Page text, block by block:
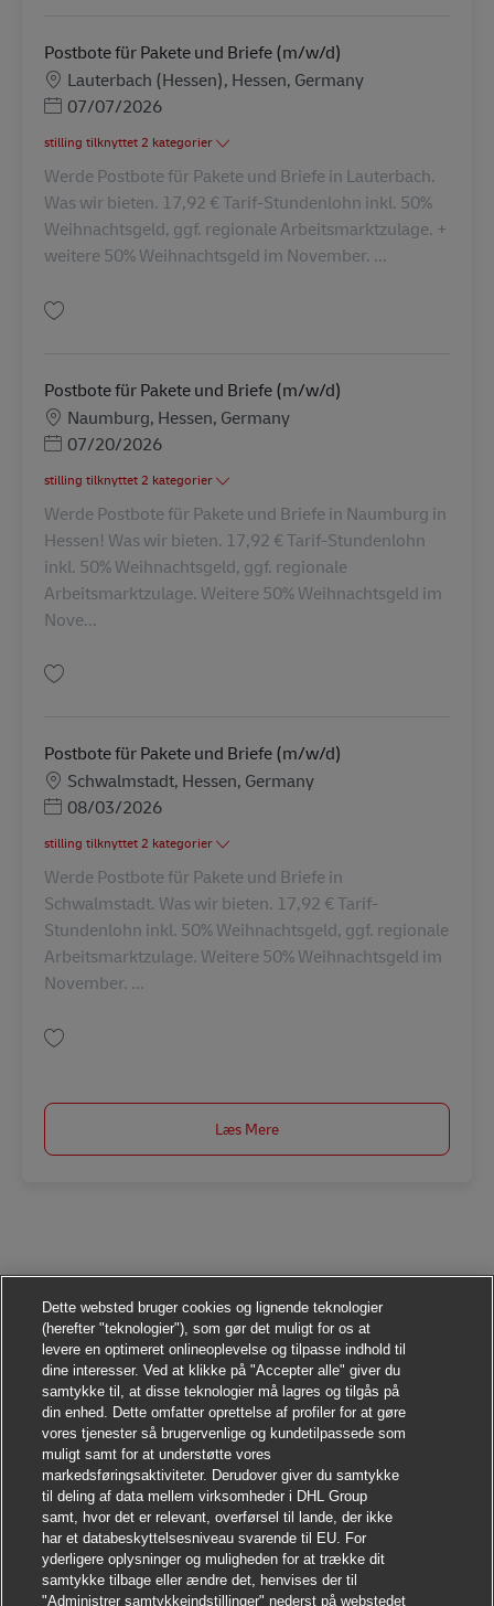
Postbote für Pakete und Briefe (m/w/d)
Lokation
Lauterbach (Hessen), Hessen, Germany
Posted Date
07/07/2026
stilling tilknyttet 2 kategorier
Werde Postbote für Pakete und Briefe in Lauterbach.
Was wir bieten. 17,92 € Tarif-Stundenlohn inkl. 50%
Weihnachtsgeld, ggf. regionale Arbeitsmarktzulage. +
weitere 50% Weihnachtsgeld im November. ...
Postbote für Pakete und Briefe (m/w/d)
Lokation
Naumburg, Hessen, Germany
Posted Date
07/20/2026
stilling tilknyttet 2 kategorier
Werde Postbote für Pakete und Briefe in Naumburg in
Hessen! Was wir bieten. 17,92 € Tarif-Stundenlohn
inkl. 50% Weihnachtsgeld, ggf. regionale
Arbeitsmarktzulage. Weitere 50% Weihnachtsgeld im
Nove...
Postbote für Pakete und Briefe (m/w/d)
Lokation
Schwalmstadt, Hessen, Germany
Posted Date
08/03/2026
stilling tilknyttet 2 kategorier
Werde Postbote für Pakete und Briefe in
Schwalmstadt. Was wir bieten. 17,92 € Tarif-
Stundenlohn inkl. 50% Weihnachtsgeld, ggf. regionale
Arbeitsmarktzulage. Weitere 50% Weihnachtsgeld im
November. ...
Læs Mere
Dette websted bruger cookies og lignende teknologier
(herefter "teknologier"), som gør det muligt for os at
levere en optimeret onlineoplevelse og tilpasse indhold til
dine interesser. Ved at klikke på "Accepter alle" giver du
samtykke til, at disse teknologier må lagres og tilgås på
din enhed. Dette omfatter oprettelse af profiler for at gøre
vores tjenester så brugervenlige og kundetilpassede som
muligt samt for at understøtte vores
markedsføringsaktiviteter. Derudover giver du samtykke
til deling af data mellem virksomheder i DHL Group
samt, hvor det er relevant, overførsel til lande, der ikke
har et databeskyttelsesniveau svarende til EU. For
yderligere oplysninger og muligheden for at trække dit
samtykke tilbage eller ændre det, henvises der til
"Administrer samtykkeindstillinger" nederst på webstedet